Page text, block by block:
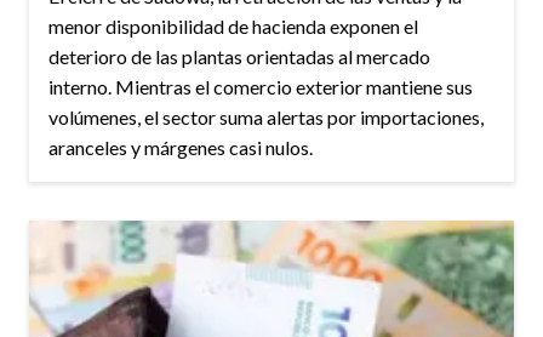
menor disponibilidad de hacienda exponen el
deterioro de las plantas orientadas al mercado
interno. Mientras el comercio exterior mantiene sus
volúmenes, el sector suma alertas por importaciones,
aranceles y márgenes casi nulos.